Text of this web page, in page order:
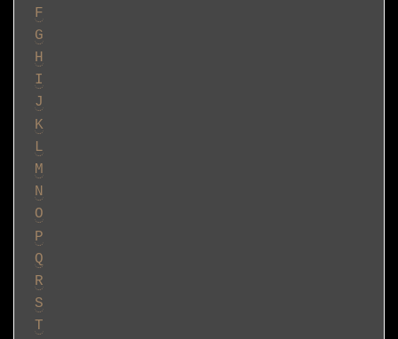
F
G
H
I
J
K
L
M
N
O
P
Q
R
S
T